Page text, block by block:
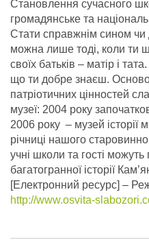
Становлення сучасного
громадянське та
Стати справжнім сином чи
можна лише тоді, коли ти
своїх батьків – матір і
що ти добре знаєш.
патріотичних цінностей
музеї: 2004 року
2006 року – музей історії
річниці нашого
учні школи та гості можуть
багатогранної історії
[Електронний ресурс] –
http://www.osvita-